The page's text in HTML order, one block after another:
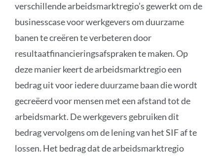
verschillende arbeidsmarktregio’s gewerkt om de
businesscase voor werkgevers om duurzame
banen te creëren te verbeteren door
resultaatfinancieringsafspraken te maken.Op
deze manier keertde arbeidsmarktregio een
bedrag uitvoor iedere duurzame baan die wordt
gecreëerd voor mensen met een afstand tot de
arbeidsmarkt. De werkgevers gebruiken dit
bedragvervolgensom de lening van het SIF af te
lossen. Het bedrag dat de arbeidsmarktregio